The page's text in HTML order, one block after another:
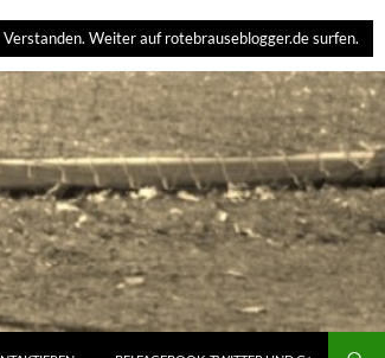
Verstanden. Weiter auf rotebrauseblogger.de surfen.